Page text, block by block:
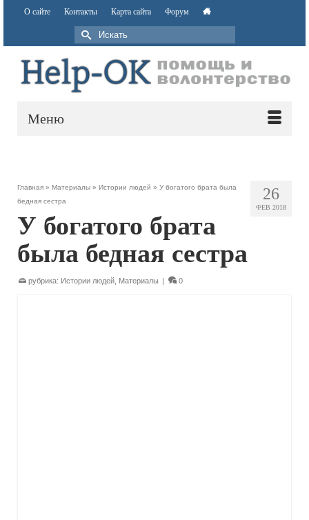
О сайте Контакты Карта сайта Форум
Меню
26
ФЕВ 2018
Главная » Материалы » Истории людей » У богатого брата была
бедная сестра
У богатого брата
была бедная сестра
рубрика: Истории людей Материалы | 0